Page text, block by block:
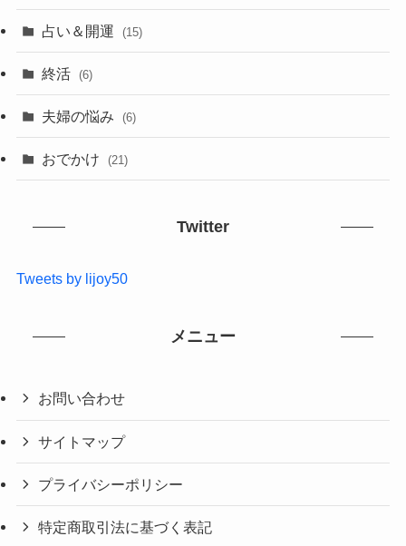
占い＆開運 (15)
終活 (6)
夫婦の悩み (6)
おでかけ (21)
Twitter
Tweets by lijoy50
メニュー
お問い合わせ
サイトマップ
プライバシーポリシー
特定商取引法に基づく表記